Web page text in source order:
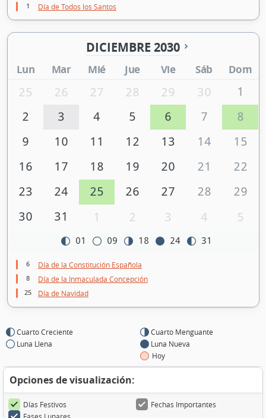
1 Día de Todos los Santos
DICIEMBRE 2030
Lun Mar Mié Jue Vie Sáb Dom
25 26 27 28 29 30
1
2
3 4 5 6 7
8
9
10 11 12 13 14
15
16
17 18 19 20 21
22
23
24 25 26 27 28
29
30
31 1 2 3 4 5
01 09 18 24 31
6 Día de la Constitución Española
8 Día de la Inmaculada Concepción
25 Día de Navidad
Cuarto Creciente
Luna Llena
Cuarto Menguante
Luna Nueva
Hoy
Opciones de visualización:
Días Festivos
Fechas Importantes
Fases Lunares